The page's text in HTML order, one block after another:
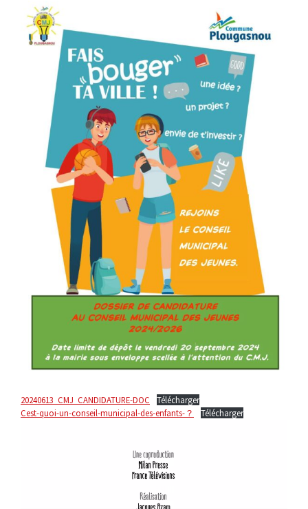
20240613_CMJ_CANDIDATURE-DOC
Télécharger
Cest-quoi-un-conseil-municipal-des-enfants-？
Télécharger